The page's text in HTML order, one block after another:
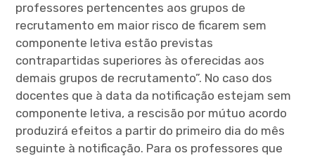
professores pertencentes aos grupos de
recrutamento em maior risco de ficarem sem
componente letiva estão previstas
contrapartidas superiores às oferecidas aos
demais grupos de recrutamento”. No caso dos
docentes que à data da notificação estejam sem
componente letiva, a rescisão por mútuo acordo
produzirá efeitos a partir do primeiro dia do mês
seguinte à notificação. Para os professores que